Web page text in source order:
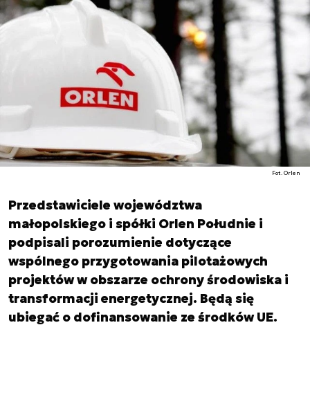
Fot. Orlen
Przedstawiciele województwa
małopolskiego i spółki Orlen Południe i
podpisali porozumienie dotyczące
wspólnego przygotowania pilotażowych
projektów w obszarze ochrony środowiska i
transformacji energetycznej. Będą się
ubiegać o dofinansowanie ze środków UE.